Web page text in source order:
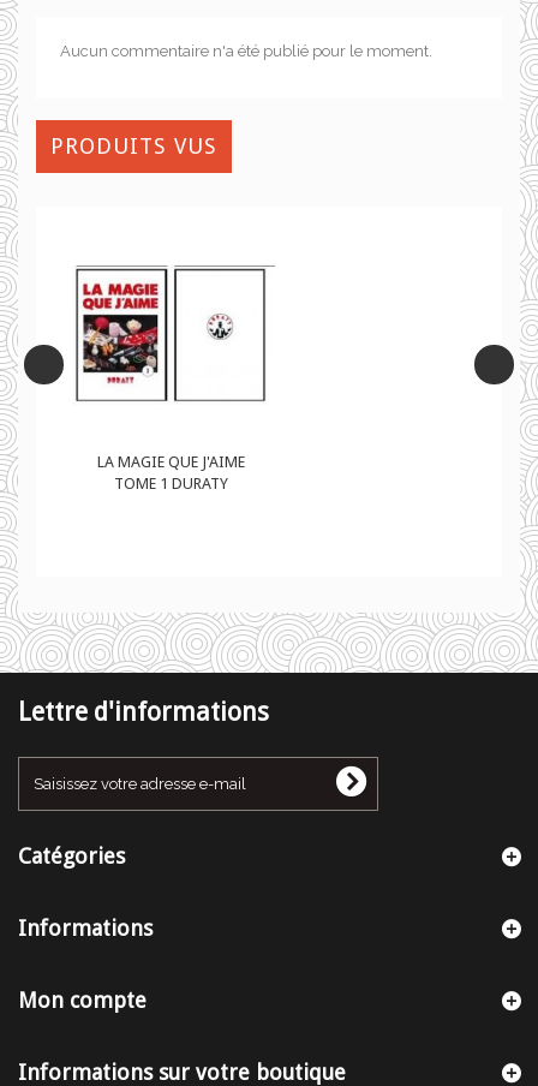
Aucun commentaire n'a été publié pour le moment.
PRODUITS VUS
LA MAGIE QUE J'AIME
TOME 1 DURATY
Lettre d'informations
Catégories
Informations
Mon compte
Informations sur votre boutique